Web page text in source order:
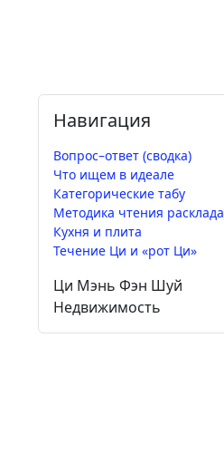
Навигация
Вопрос–ответ (сводка)
Что ищем в идеале
Категорические табу
Методика чтения расклада
Кухня и плита
Течение Ци и «рот Ци»
Ци Мэнь Фэн Шуй
Недвижимость